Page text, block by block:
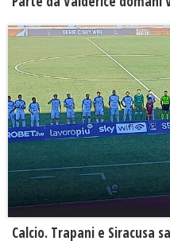
Calcio. Trapani e Siracusa